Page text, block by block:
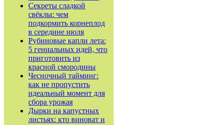
Секреты сладкой
свёклы: чем
подкормить корнеплод
в середине июля
Рубиновые капли лета:
5 гениальных идей, что
приготовить из
красной смородины
Чесночный тайминг:
как не пропустить
идеальный момент для
сбора урожая
Дырки на капустных
листьях: кто виноват и